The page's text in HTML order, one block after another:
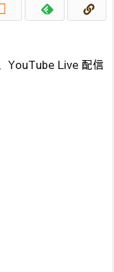

YouTube Live 配信